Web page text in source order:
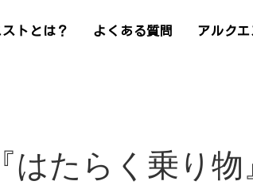
トとは？ よくある質問 アルク
はたらく乗り